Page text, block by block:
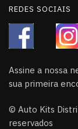
REDES SOCIAIS
Assine a nossa
sua primeira
© Auto Kits
reservados